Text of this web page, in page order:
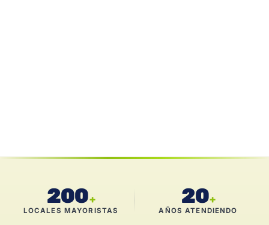
200+
LOCALES MAYORISTAS
20+
AÑOS ATENDIENDO